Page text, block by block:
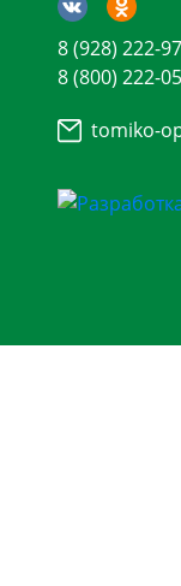
8 (928) 222-
8 (800) 222-
tomiko-